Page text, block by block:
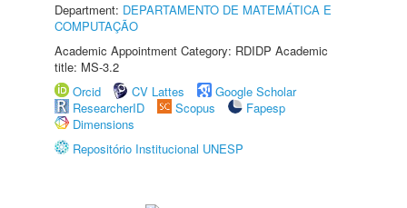
Department: DEPARTAMENTO DE MATEMÁTICA E
COMPUTAÇÃO
Academic Appointment Category: RDIDP Academic
title: MS-3.2
Orcid
CV Lattes
Google Scholar
ResearcherID
Scopus
Fapesp
Dimensions
Repositório Institucional UNESP